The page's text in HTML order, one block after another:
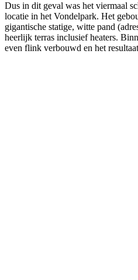
Dus in dit geval was het viermaal
locatie in het Vondelpark. Het
gigantische statige, witte pand
heerlijk terras inclusief heaters.
even flink verbouwd en het